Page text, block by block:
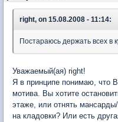
right, on 15.08.2008 - 11:14:
Постараюсь держать всех в
Уважаемый(ая) right!
Я в принципе понимаю, что
мотива. Вы хотите
этаже, или отнять
на кладовки? Или есть